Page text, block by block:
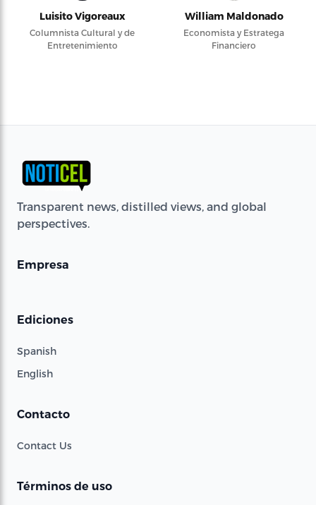
Luisito Vigoreaux
Columnista Cultural y de
Entretenimiento
William Maldonado
Economista y Estratega
Financiero
Transparent news, distilled views, and global
perspectives.
Empresa
Ediciones
Spanish
English
Contacto
Contact Us
Términos de uso